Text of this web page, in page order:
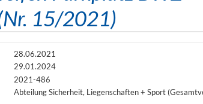
15/2021)
28.06.2021
29.01.2024
2021-486
Abteilung Sicherheit, Liegenschaften + Sport